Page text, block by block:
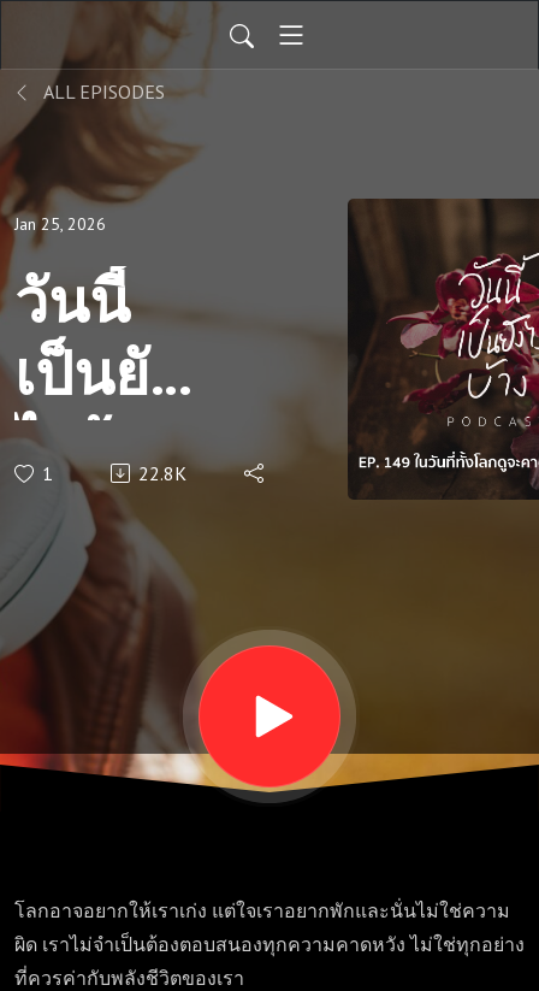
ALL EPISODES
Jan 25, 2026
วันนี้
เป็นยัง
ไงบ้าง
EP.149
- ในวัน
ที่ทั้ง
โลกดู
จะคาด
หวัง
มาก
1 22.8K
โลกอาจอยากให้เราเก่ง แต่ใจเราอยากพักและนั่นไม่ใช่ความ
ผิด เราไม่จำเป็นต้องตอบสนองทุกความคาดหวัง ไม่ใช่ทุกอย่าง
ที่ควรค่ากับพลังชีวิตของเรา